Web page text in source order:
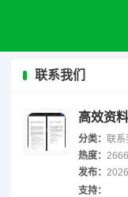
联系我们
高效资
分类： 联系
热度： 2666
发布：
支持：